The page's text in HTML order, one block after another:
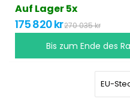
Auf Lager 5x
175 820 kr270 035 kr
Bis zum Ende des